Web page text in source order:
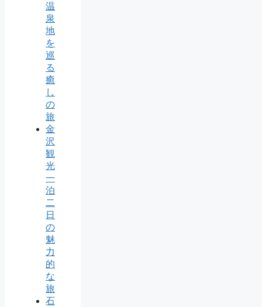
温
泉
地
を
巡
る
癒
し
の
旅
金
沢
観
光
一
泊
二
日
の
魅
力
的
な
旅
石